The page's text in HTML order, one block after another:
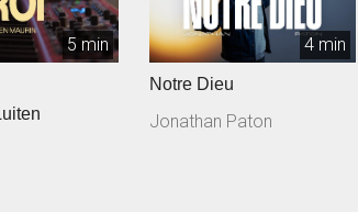
5 min 4 min
Notre Dieu
Jonathan Paton